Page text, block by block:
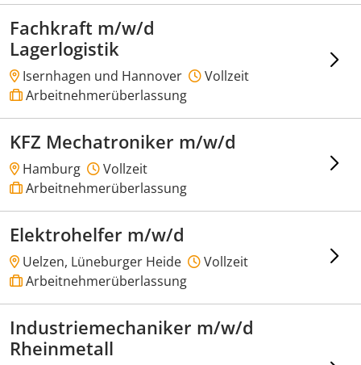
Fachkraft m/w/d
Lagerlogistik
Isernhagen und Hannover
Vollzeit
Arbeitnehmerüberlassung
KFZ Mechatroniker m/w/d
Hamburg
Vollzeit
Arbeitnehmerüberlassung
Elektrohelfer m/w/d
Uelzen, Lüneburger Heide
Vollzeit
Arbeitnehmerüberlassung
Industriemechaniker m/w/d
Rheinmetall